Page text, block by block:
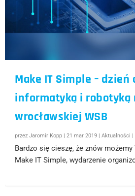
Make IT Simple –
informatyką i robotyką
wrocławskiej WSB
przezJaromir Kopp |21 mar 2019 |Aktualności |
Bardzo się cieszę, że znów
Make IT Simple, wydarzenie